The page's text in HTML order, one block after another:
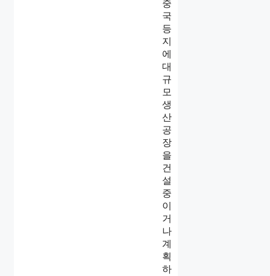
중
국
등
지
에
대
규
모
생
산
공
장
을
건
설
중
이
거
나
계
획
하